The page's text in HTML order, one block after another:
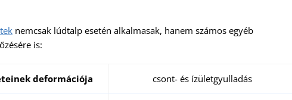
nemcsak lúdtalp esetén alkalmasak, hanem számos egyéb
is:
deformációja csont- és ízületgyulladás